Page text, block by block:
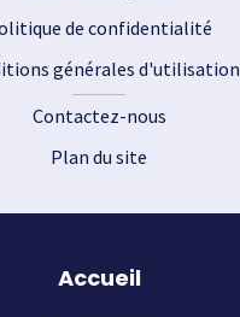
de confidentialité
générales d'utilisation
Contactez-nous
Plan du site
Accueil